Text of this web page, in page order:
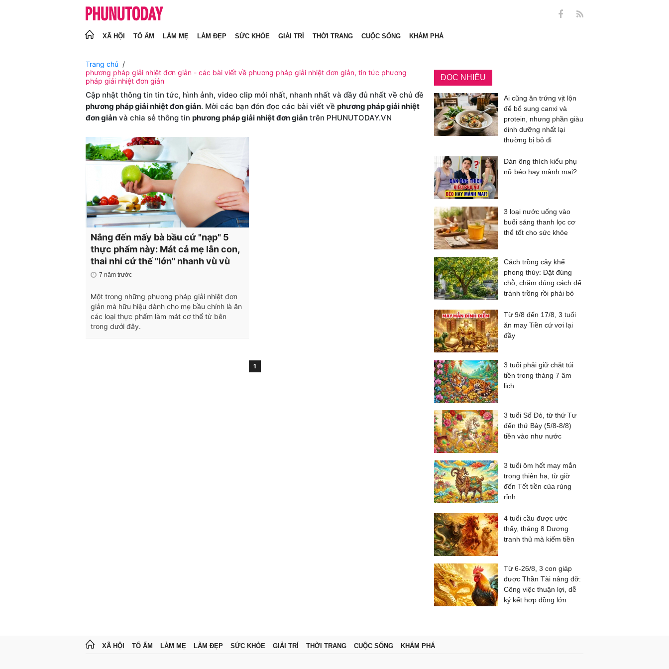
XÃ HỘI TỔ ẤM LÀM MẸ LÀM ĐẸP SỨC KHỎE GIẢI TRÍ THỜI TRANG CUỘC SỐNG KHÁM PHÁ
Trang chủ
phương pháp giải nhiệt đơn giản - các bài viết về phương pháp giải nhiệt đơn giản, tin tức phương
pháp giải nhiệt đơn giản
Cập nhật thông tin tin tức, hình ảnh, video clip mới nhất, nhanh nhất và đầy đủ nhất về chủ đề
phương pháp giải nhiệt đơn giản. Mời các bạn đón đọc các bài viết về phương pháp giải nhiệt
đơn giản và chia sẻ thông tin phương pháp giải nhiệt đơn giản trên PHUNUTODAY.VN
Nắng đến mấy bà bầu cứ "nạp" 5
thực phẩm này: Mát cả mẹ lẫn con,
thai nhi cứ thế "lớn" nhanh vù vù
7 năm trước
Một trong những phương pháp giải nhiệt đơn
giản mà hữu hiệu dành cho mẹ bầu chính là ăn
các loại thực phẩm làm mát cơ thể từ bên
trong dưới đây.
1
ĐỌC NHIỀU
Ai cũng ăn trứng vịt lộn
để bổ sung canxi và
protein, nhưng phần giàu
dinh dưỡng nhất lại
thường bị bỏ đi
Đàn ông thích kiểu phụ
nữ béo hay mảnh mai?
3 loại nước uống vào
buổi sáng thanh lọc cơ
thể tốt cho sức khỏe
Cách trồng cây khế
phong thủy: Đặt đúng
chỗ, chăm đúng cách để
tránh trồng rồi phải bỏ
Từ 9/8 đến 17/8, 3 tuổi
ăn may Tiền cứ vơi lại
đầy
3 tuổi phải giữ chặt túi
tiền trong tháng 7 âm
lịch
3 tuổi Số Đỏ, từ thứ Tư
đến thứ Bảy (5/8-8/8)
tiền vào như nước
3 tuổi ôm hết may mắn
trong thiên hạ, từ giờ
đến Tết tiền của rủng
rỉnh
4 tuổi cầu được ước
thấy, tháng 8 Dương
tranh thủ mà kiếm tiền
Từ 6-26/8, 3 con giáp
được Thần Tài nâng đỡ:
Công việc thuận lợi, dễ
ký kết hợp đồng lớn
XÃ HỘI TỔ ẤM LÀM MẸ LÀM ĐẸP SỨC KHỎE GIẢI TRÍ THỜI TRANG CUỘC SỐNG KHÁM PHÁ